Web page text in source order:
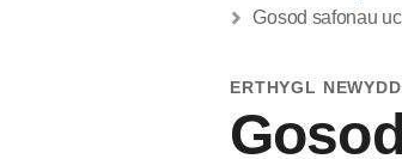
Gosod safonau
ERTHYGL